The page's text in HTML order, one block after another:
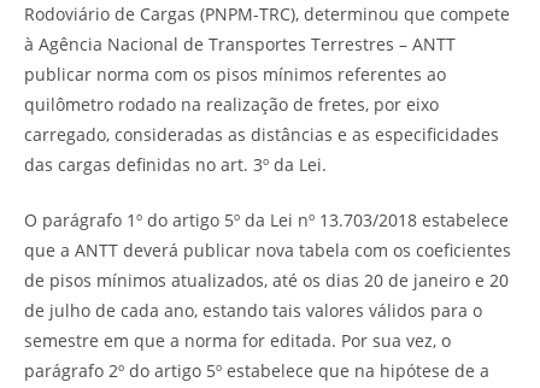
Rodoviário de Cargas (PNPM-TRC), determinou que compete
à Agência Nacional de Transportes Terrestres – ANTT
publicar norma com os pisos mínimos referentes ao
quilômetro rodado na realização de fretes, por eixo
carregado, consideradas as distâncias e as especificidades
das cargas definidas no art. 3º da Lei.
O parágrafo 1º do artigo 5º da Lei nº 13.703/2018 estabelece
que a ANTT deverá publicar nova tabela com os coeficientes
de pisos mínimos atualizados, até os dias 20 de janeiro e 20
de julho de cada ano, estando tais valores válidos para o
semestre em que a norma for editada. Por sua vez, o
parágrafo 2º do artigo 5º estabelece que na hipótese de a